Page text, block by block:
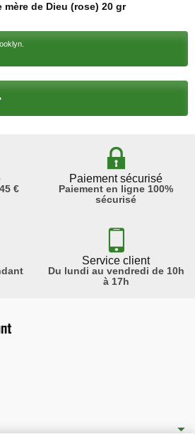
mère de Dieu (rose) 20 gr
€
Paiement sécurisé
Paiement en ligne 100%
sécurisé
Service client
Du lundi au vendredi de 10h
à 17h